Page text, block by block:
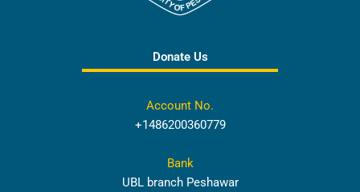
Donate Us
Account No.
+1486200360779
Bank
UBL branch Peshawar